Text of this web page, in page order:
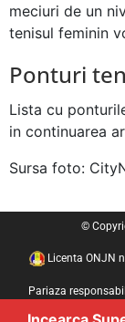
meciuri de un
tenisul feminin
Ponturi
Lista cu
in continuarea
Sursa foto:
©
Licenta ONJN
Pariaza